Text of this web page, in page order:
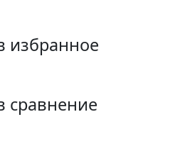
избранное
сравнение